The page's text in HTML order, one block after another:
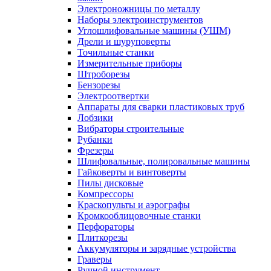
Электроножницы по металлу
Наборы электроинструментов
Углошлифовальные машины (УШМ)
Дрели и шуруповерты
Точильные станки
Измерительные приборы
Штроборезы
Бензорезы
Электроотвертки
Аппараты для сварки пластиковых труб
Лобзики
Вибраторы строительные
Рубанки
Фрезеры
Шлифовальные, полировальные машины
Гайковерты и винтоверты
Пилы дисковые
Компрессоры
Краскопульты и аэрографы
Кромкооблицовочные станки
Перфораторы
Плиткорезы
Аккумуляторы и зарядные устройства
Граверы